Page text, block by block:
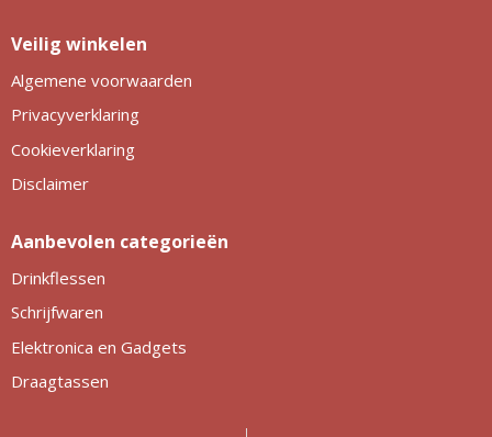
Veilig winkelen
Algemene voorwaarden
Privacyverklaring
Cookieverklaring
Disclaimer
Aanbevolen categorieën
Drinkflessen
Schrijfwaren
Elektronica en Gadgets
Draagtassen